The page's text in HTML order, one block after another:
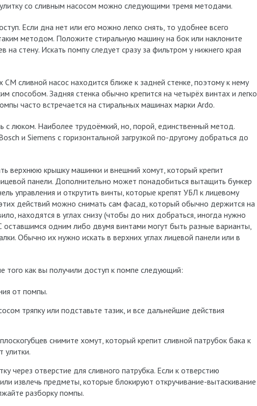
со сливным насосом можно следующими тремя методами.
Если дна нет или его можно легко снять, то удобнее всего
методом. Положите стиральную машину на бок или наклоните
на стену. Искать помпу следует сразу за фильтром у нижнего края
СМ сливной насос находится ближе к задней стенке, поэтому к нему
способом. Задняя стенка обычно крепится на четырёх винтах и легко
часто встречается на стиральных машинах марки Ardo.
с люком. Наиболее трудоёмкий, но, порой, единственный метод.
и Siemens с горизонтальной загрузкой по-другому добраться до
верхнюю крышку машинки и внешний хомут, который крепит
панели. Дополнительно может понадобиться вытащить бункер
управления и открутить винты, которые крепят УБЛ к лицевому
действий можно снимать сам фасад, который обычно держится на
находятся в углах снизу (чтобы до них добраться, иногда нужно
оставшимся одним либо двумя винтами могут быть разные варианты,
Обычно их нужно искать в верхних углах лицевой панели или в
того как вы получили доступ к помпе следующий:
от помпы.
тряпку или подставьте тазик, и все дальнейшие действия
снимите хомут, который крепит сливной патрубок бака к
улитки.
через отверстие для сливного патрубка. Если к отверстию
извлечь предметы, которые блокируют откручивание-вытаскивание
разборку помпы.